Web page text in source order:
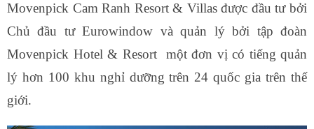
Movenpick Cam Ranh Resort & Villas được đầu tư bởi
Chủ đầu tư Eurowindow và quản lý bởi tập đoàn
Movenpick Hotel & Resort một đơn vị có tiếng quản
lý hơn 100 khu nghỉ dưỡng trên 24 quốc gia trên thế
giới.